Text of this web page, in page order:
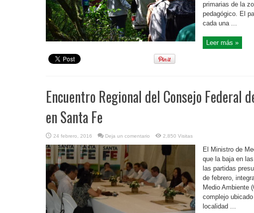
primarias de la
pedagógico. El
cada una ...
Leer más »
Encuentro Regional del Consejo Federal
en Santa Fe
24 febrero, 2016 Deja un comentario 2,850 Visitas
El Ministro de
que la baja en
las partidas
de febrero,
Medio Ambiente
complejo
localidad ...